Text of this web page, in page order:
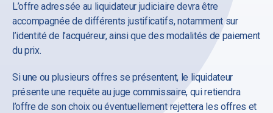
L’offre adressée au liquidateur judiciaire devra être
accompagnée de différents justificatifs, notamment sur
l’identité de l’acquéreur, ainsi que des modalités de paiement
du prix.
Si une ou plusieurs offres se présentent, le liquidateur
présente une requête au juge commissaire, qui retiendra
l’offre de son choix ou éventuellement rejettera les offres et